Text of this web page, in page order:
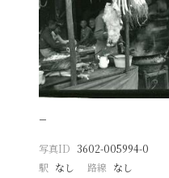
−
写真ID 3602-005994-0
駅 なし 路線 なし